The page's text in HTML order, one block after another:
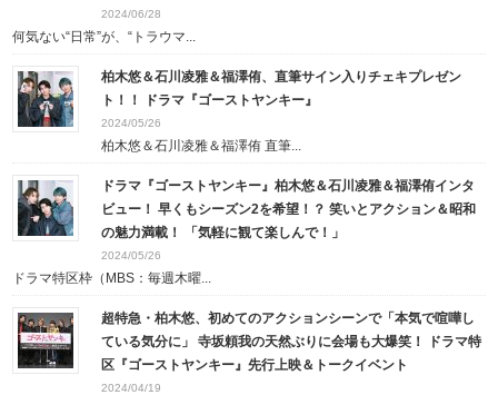
2024/06/28
何気ない“日常”が、“トラウマ...
柏木悠＆石川凌雅＆福澤侑、直筆サイン入りチェキプレゼン
ト！！ ドラマ『ゴーストヤンキー』
2024/05/26
柏木悠＆石川凌雅＆福澤侑 直筆...
ドラマ『ゴーストヤンキー』柏木悠＆石川凌雅＆福澤侑インタ
ビュー！ 早くもシーズン2を希望！？ 笑いとアクション＆昭和
の魅力満載！ 「気軽に観て楽しんで！」
2024/05/26
ドラマ特区枠（MBS：毎週木曜...
超特急・柏木悠、初めてのアクションシーンで「本気で喧嘩し
ている気分に」 寺坂頼我の天然ぶりに会場も大爆笑！ ドラマ特
区『ゴーストヤンキー』先行上映＆トークイベント
2024/04/19